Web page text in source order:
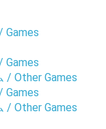
Games
Games
/ Other Games
Games
/ Other Games